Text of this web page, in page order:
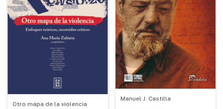
Otro mapa de la violencia
Manuel J. Castilla